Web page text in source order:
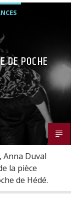
POCHE
Anna Duval
la pièce
de Hédé.